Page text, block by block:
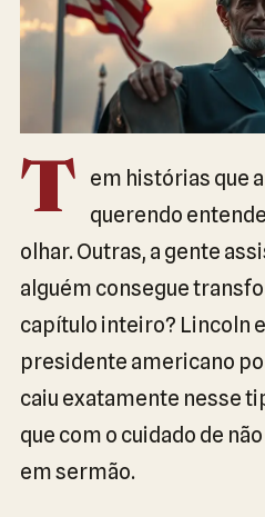
T
em histórias que
querendo
olhar. Outras, a gente
alguém consegue
capítulo inteiro? Lincoln
presidente americano
caiu exatamente nesse
que com o cuidado de
em sermão.